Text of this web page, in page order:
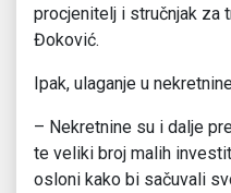
procjenitelj i stručnjak za
Đoković.
Ipak, ulaganje u
– Nekretnine su i dalje
te veliki broj malih
osloni kako bi sačuvali